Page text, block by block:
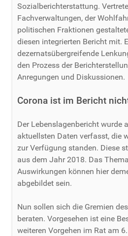
Sozialberichterstattung.
Fachverwaltungen, der
politischen Fraktionen
diesen integrierten Bericht mit.
dezernatsübergreifende
den Prozess der
Anregungen und Diskussionen.
Corona ist im Bericht
Der Lebenslagenbericht wurde
aktuellsten Daten verfasst, die
zur Verfügung standen. Diese
aus dem Jahr 2018. Das
Auswirkungen können hier
abgebildet sein.
Nun sollen sich die Gremien
beraten. Vorgesehen ist eine
weiteren Vorgehen im Rat am